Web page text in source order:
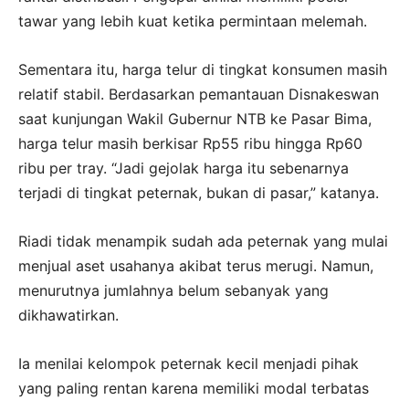
tawar yang lebih kuat ketika permintaan melemah.
Sementara itu, harga telur di tingkat konsumen masih
relatif stabil. Berdasarkan pemantauan Disnakeswan
saat kunjungan Wakil Gubernur NTB ke Pasar Bima,
harga telur masih berkisar Rp55 ribu hingga Rp60
ribu per tray. “Jadi gejolak harga itu sebenarnya
terjadi di tingkat peternak, bukan di pasar,” katanya.
Riadi tidak menampik sudah ada peternak yang mulai
menjual aset usahanya akibat terus merugi. Namun,
menurutnya jumlahnya belum sebanyak yang
dikhawatirkan.
Ia menilai kelompok peternak kecil menjadi pihak
yang paling rentan karena memiliki modal terbatas